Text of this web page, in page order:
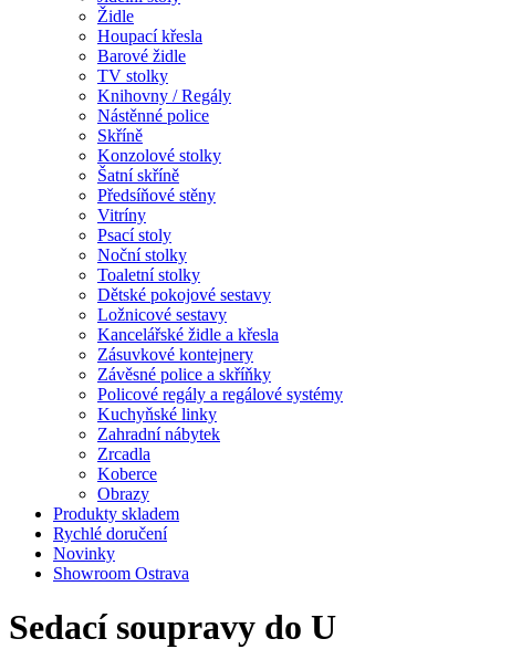
Židle
Houpací křesla
Barové židle
TV stolky
Knihovny / Regály
Nástěnné police
Skříně
Konzolové stolky
Šatní skříně
Předsíňové stěny
Vitríny
Psací stoly
Noční stolky
Toaletní stolky
Dětské pokojové sestavy
Ložnicové sestavy
Kancelářské židle a křesla
Zásuvkové kontejnery
Závěsné police a skříňky
Policové regály a regálové systémy
Kuchyňské linky
Zahradní nábytek
Zrcadla
Koberce
Obrazy
Produkty skladem
Rychlé doručení
Novinky
Showroom Ostrava
Sedací soupravy do U